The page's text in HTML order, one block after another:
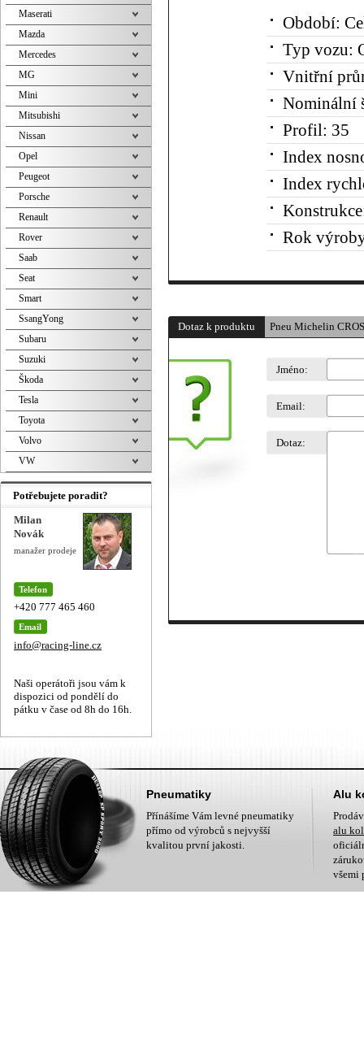
Období:
Typ vozu:
Vnitřní
Nominální
Profil: 35
Index
Index
Rok
Dotaz k produktu Pneu Michelin
Jméno:
Email:
Dotaz:
Maserati
Mazda
Mercedes
MG
Mini
Mitsubishi
Nissan
Opel
Peugeot
Porsche
Renault
Rover
Saab
Seat
Smart
SsangYong
Subaru
Suzuki
Škoda
Tesla
Toyota
Volvo
VW
Potřebujete poradit?
Milan
Novák
manažer prodeje
Telefon
+420 777 465 460
Email
info@racing-line.cz
Naši operátoři jsou vám k
dispozici od pondělí do
pátku v čase od 8h do 16h.
Pneumatiky
Přínášíme Vám levné pneumatiky
přímo od výrobců s nejvyšší
kvalitou první jakosti.
Alu
alu
všemi